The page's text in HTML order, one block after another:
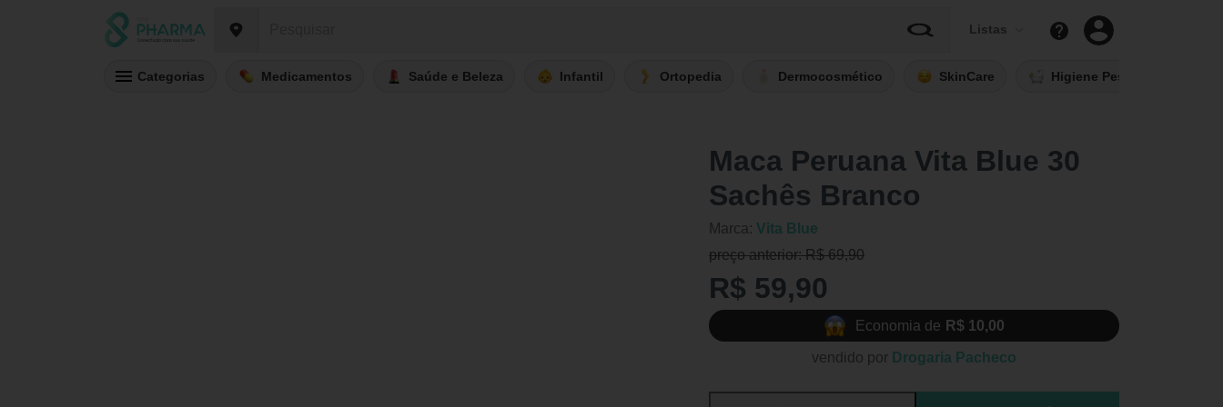
Listas
Categorias Medicamentos Saúde e Beleza Infantil Ortopedia Dermocosmético SkinCare Higiene Pessoal
Maca Peruana Vita Blue 30
Sachês Branco
Marca: Vita Blue
preço anterior: R$ 69,90
R$ 59,90
Economia de R$ 10,00
vendido por Drogaria Pacheco